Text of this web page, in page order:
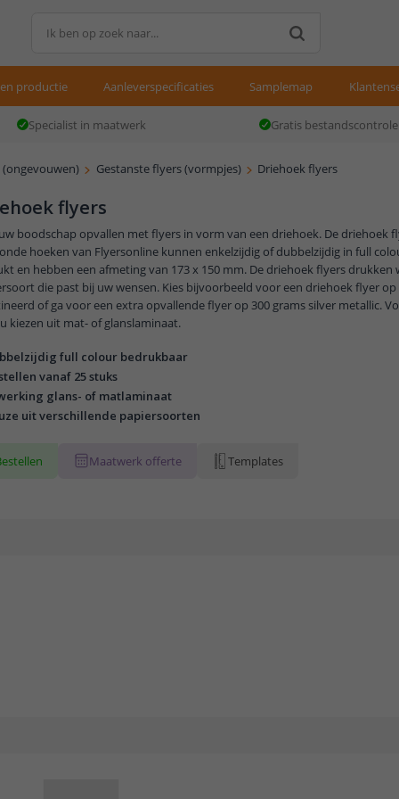
productie Aanleverspecificaties Samplemap
Specialist in maatwerk Gratis bestandscontrole
(ongevouwen) Gestanste flyers (vormpjes) Driehoek flyers
flyers
boodschap opvallen met flyers in vorm van een driehoek. De driehoek
hoeken van Flyersonline kunnen enkelzijdig of dubbelzijdig in full
en hebben een afmeting van 173 x 150 mm. De driehoek flyers drukken
die past bij uw wensen. Kies bijvoorbeeld voor een driehoek flyer op
of ga voor een extra opvallende flyer op 300 grams silver metallic.
kiezen uit mat- of glanslaminaat.
full colour bedrukbaar
vanaf 25 stuks
glans- of matlaminaat
uit verschillende papiersoorten
Maatwerk offerte Templates